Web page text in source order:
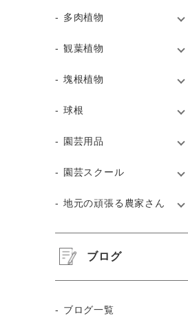
多肉植物
観葉植物
塊根植物
球根
園芸用品
園芸スクール
地元の頑張る農家さん
ブログ
ブログ一覧